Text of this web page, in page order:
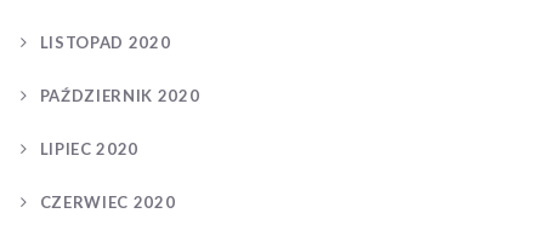
LISTOPAD 2020
PAŹDZIERNIK 2020
LIPIEC 2020
CZERWIEC 2020